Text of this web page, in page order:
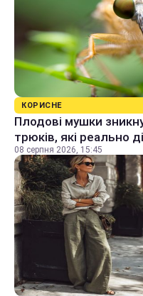
КОРИСНЕ
Плодові мушки
трюків, які реально
08 серпня 2026, 15:45